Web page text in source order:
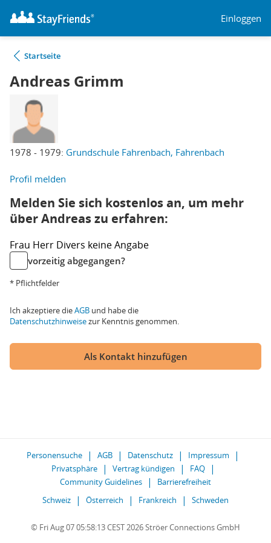
Einloggen
Startseite
Andreas Grimm
1978 - 1979: Grundschule Fahrenbach, Fahrenbach
Profil melden
Melden Sie sich kostenlos an, um mehr
über Andreas zu erfahren:
Frau Herr Divers keine Angabe
vorzeitig abgegangen?
* Pflichtfelder
Ich akzeptiere dieAGB und habe die
Datenschutzhinweisezur Kenntnis genommen.
Als Kontakt hinzufügen
Personensuche AGB Datenschutz
Impressum
Privatsphäre
Vertrag kündigen
FAQ
Community Guidelines
Barrierefreiheit
Schweiz
Österreich Frankreich Schweden
© Fri Aug 07 05:58:13 CEST 2026 Ströer Connections GmbH